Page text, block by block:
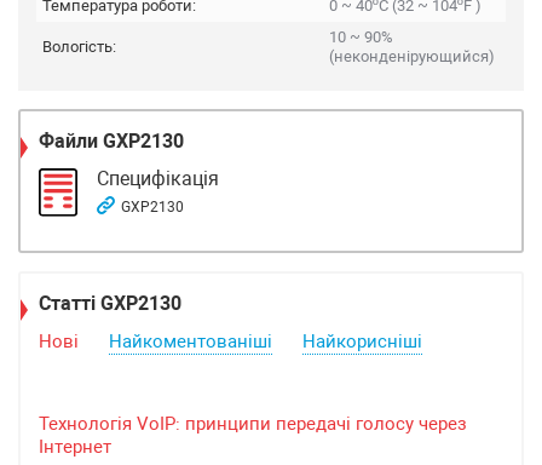
Температура роботи:
0 ~ 40ºC (32 ~ 104ºF )
Вологість:
10 ~ 90%
(неконденірующийся)
Файли GXP2130
Специфікація
GXP2130
Статті GXP2130
Нові Найкоментованіші Найкорисніші
Технологія VoIP: принципи передачі голосу через
Інтернет